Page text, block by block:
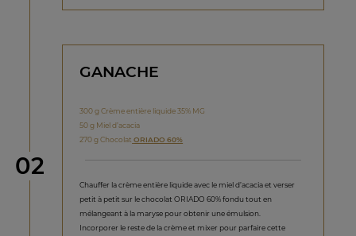
étape
02
GANACHE
300 g Crème entière liquide 35% MG
50 g Miel d’acacia
270 g Chocolat ORIADO 60%
Chauffer la crème entière liquide avec le miel d’acacia et verser
petit à petit sur le chocolat ORIADO 60% fondu tout en
mélangeant à la maryse pour obtenir une émulsion.
Incorporer le reste de la crème et mixer pour parfaire cette